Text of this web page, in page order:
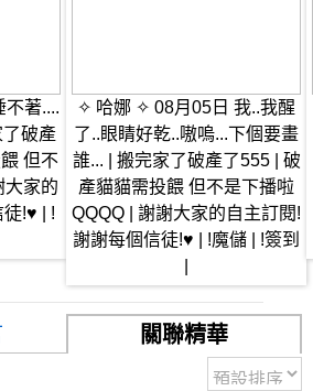
著....
破產
但不
大家的
!♥ | !
✧ 哈娜 ✧ 08月05日 我..我醒
了..眼睛好乾..嗷嗚...下個要畫
誰... | 搬完家了破產了555 | 破
產貓貓需投餵 但不是下播啦
QQQQ | 謝謝大家的自主訂閱!
謝謝每個信徒!♥ | !魔儲 | !簽到
關聯精華